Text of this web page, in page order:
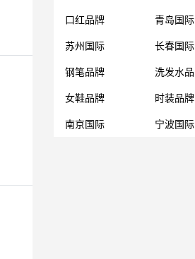
口红品牌 青岛国际
苏州国际 长春国际
钢笔品牌 洗发水品
女鞋品牌 时装品牌
南京国际 宁波国际